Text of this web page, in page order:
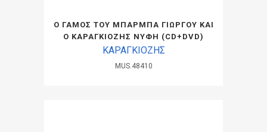
Ο ΓΑΜΟΣ ΤΟΥ ΜΠΑΡΜΠΑ ΓΙΩΡΓΟΥ ΚΑΙ
Ο ΚΑΡΑΓΚΙΟΖΗΣ ΝΥΦΗ (CD+DVD)
ΚΑΡΑΓΚΙΟΖΗΣ
MUS.48410